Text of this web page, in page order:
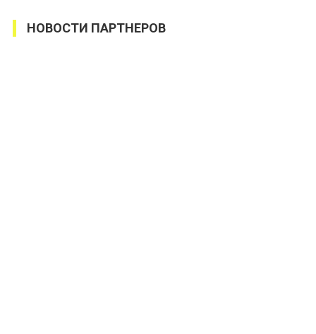
НОВОСТИ ПАРТНЕРОВ